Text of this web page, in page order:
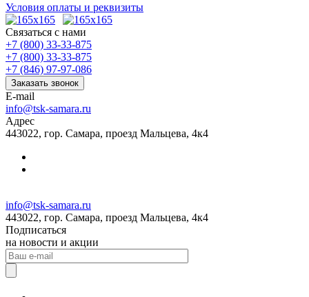
Условия оплаты и реквизиты
Связаться с нами
+7 (800) 33-33-875
+7 (800) 33-33-875
+7 (846) 97-97-086
Заказать звонок
E-mail
info@tsk-samara.ru
Адрес
443022, гор. Самара, проезд Мальцева, 4к4
info@tsk-samara.ru
443022, гор. Самара, проезд Мальцева, 4к4
Подписаться
на новости и акции